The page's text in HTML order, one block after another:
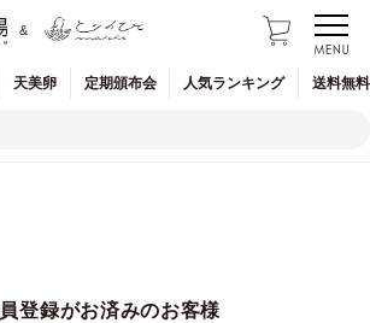
&
天美卵 定期頒布会 人気ランキング 送料無
登録がお済みのお客様